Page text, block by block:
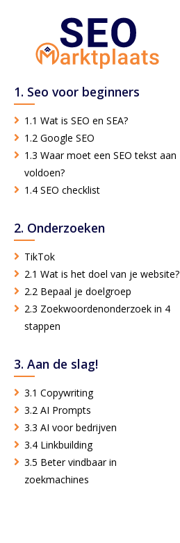
1. Seo voor beginners
1.1 Wat is SEO en SEA?
1.2 Google SEO
1.3 Waar moet een SEO tekst aan
voldoen?
1.4 SEO checklist
2. Onderzoeken
TikTok
2.1 Wat is het doel van je website?
2.2 Bepaal je doelgroep
2.3 Zoekwoordenonderzoek in 4
stappen
3. Aan de slag!
3.1 Copywriting
3.2 AI Prompts
3.3 AI voor bedrijven
3.4 Linkbuilding
3.5 Beter vindbaar in
zoekmachines